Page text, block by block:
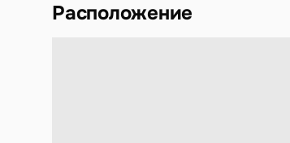
Расположение